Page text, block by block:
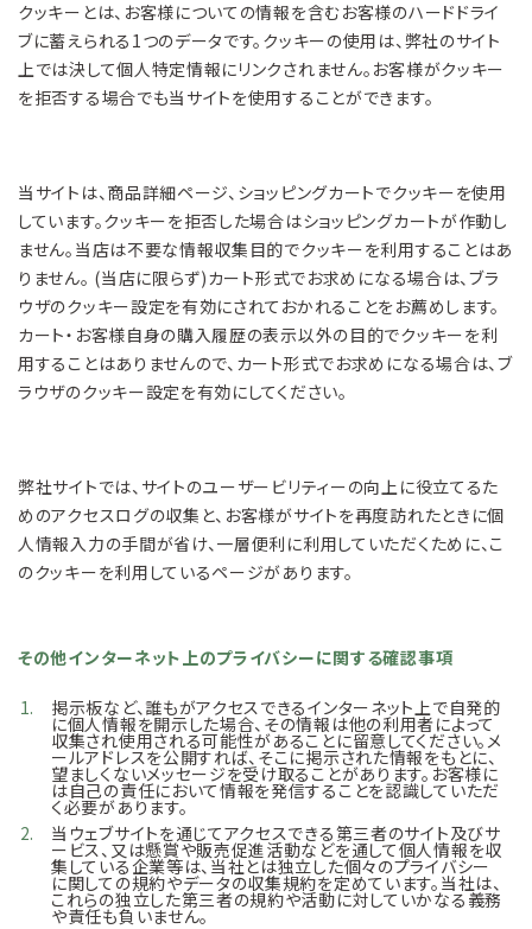
クッキーとは、お客様についての情報を含むお客様のハードドライ
ブに蓄えられる1つのデータです。クッキーの使用は、弊社のサイト
上では決して個人特定情報にリンクされません。お客様がクッキー
を拒否する場合でも当サイトを使用することができます。
当サイトは、商品詳細ページ、ショッピングカートでクッキーを使用
しています。クッキーを拒否した場合はショッピングカートが作動し
ません。当店は不要な情報収集目的でクッキーを利用することはあ
りません。 (当店に限らず)カート形式でお求めになる場合は、ブラ
ウザのクッキー設定を有効にされておかれることをお薦めします。
カート・お客様自身の購入履歴の表示以外の目的でクッキーを利
用することはありませんので、カート形式でお求めになる場合は、ブ
ラウザのクッキー設定を有効にしてください。
弊社サイトでは、サイトのユーザービリティーの向上に役立てるた
めのアクセスログの収集と、お客様がサイトを再度訪れたときに個
人情報入力の手間が省け、一層便利に利用していただくために、こ
のクッキーを利用しているページがあります。
その他インターネット上のプライバシーに関する確認事項
掲示板など、誰もがアクセスできるインターネット上で自発的
に個人情報を開示した場合、その情報は他の利用者によって
収集され使用される可能性があることに留意してください。メ
ールアドレスを公開すれば、そこに掲示された情報をもとに、
望ましくないメッセージを受け取ることがあります。お客様に
は自己の責任において情報を発信することを認識していただ
く必要があります。
当ウェブサイトを通じてアクセスできる第三者のサイト及びサ
ービス、又は懸賞や販売促進活動などを通して個人情報を収
集している企業等は、当社とは独立した個々のプライバシー
に関しての規約やデータの収集規約を定めています。当社は、
これらの独立した第三者の規約や活動に対していかなる義務
や責任も負いません。